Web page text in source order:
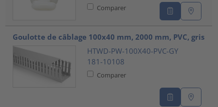
Comparer
Goulotte de câblage 100x40 mm, 2000 mm, PVC, gris
HTWD-PW-100X40-PVC-GY
181-10108
Comparer